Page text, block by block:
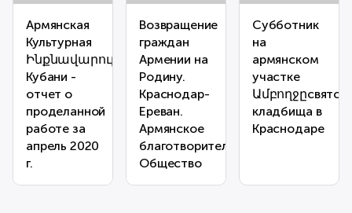
Армянская
Культурная
Ինքնավարություն
Кубани -
отчет о
проделанной
работе за
апрель 2020
г.
Возвращение
граждан
Армении на
Родину.
Краснодар-
Ереван.
Армянское
благотворительное
Общество
Субботник
на
армянском
участке
кладбища в
Краснодаре